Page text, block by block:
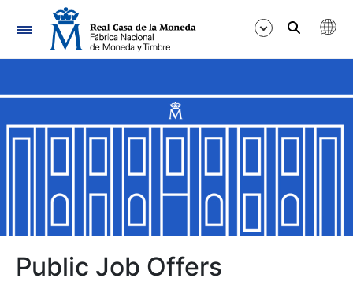
Navigation
Show/Hide
Show/Hide
Show/Hide
Public Job Offers